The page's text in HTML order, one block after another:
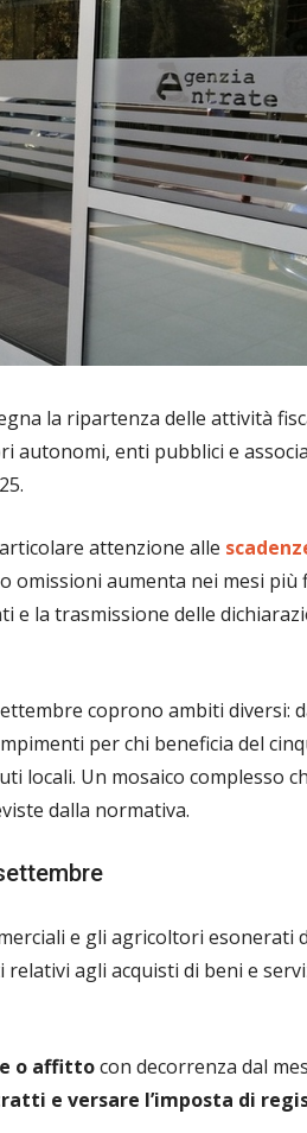
la ripartenza delle attività
autonomi, enti pubblici e
attenzione alle
omissioni aumenta nei mesi più
e la trasmissione delle
coprono ambiti diversi:
per chi beneficia del
locali. Un mosaico complesso
dalla normativa.
e gli agricoltori esonerati
relativi agli acquisti di beni e
o affittocon decorrenza dal
e versare l’imposta di